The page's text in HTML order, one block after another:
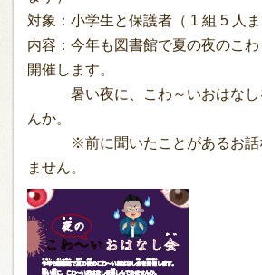
対象：小学生と保護者（ 1 組 5 人
内容：今年も図書館で夏の夜のこ
開催します。
暑い夜に、こわ～いおはなし
んか。
※前に聞いたことがあるお話
ません。